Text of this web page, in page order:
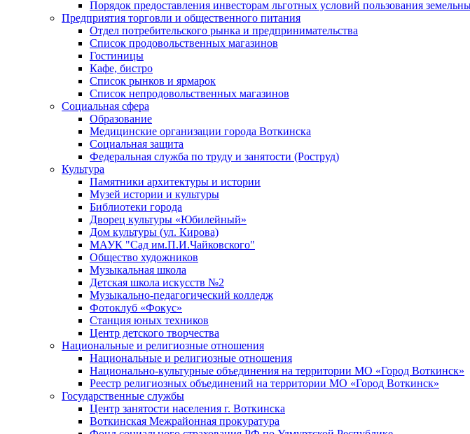
Порядок предоставления инвесторам льготных условий пользования
Предприятия торговли и общественного питания
Отдел потребительского рынка и предпринимательства
Список продовольственных магазинов
Гостиницы
Кафе, бистро
Cписок рынков и ярмарок
Список непродовольственных магазинов
Социальная сфера
Образование
Медицинские организации города Воткинска
Социальная защита
Федеральная служба по труду и занятости (Роструд)
Культура
Памятники архитектуры и истории
Музей истории и культуры
Библиотеки города
Дворец культуры «Юбилейный»
Дом культуры (ул. Кирова)
МАУК "Сад им.П.И.Чайковского"
Общество художников
Музыкальная школа
Детская школа искусств №2
Музыкально-педагогический колледж
Фотоклуб «Фокус»
Станция юных техников
Центр детского творчества
Национальные и религиозные отношения
Национальные и религиозные отношения
Национально-культурные объединения на территории МО «Город Воткинск»
Реестр религиозных объединений на территории МО «Город Воткинск»
Государственные службы
Центр занятости населения г. Воткинска
Воткинская Межрайонная прокуратура